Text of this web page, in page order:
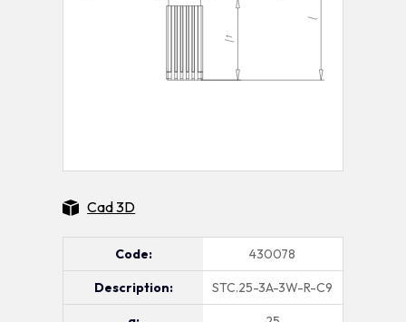
Code: 430078
Description: STC.25-3A-3W-R-C9
Cad 3D